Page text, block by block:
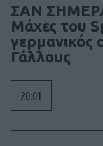
ΣΑΝ
Μάχες του
γερμανικός
Γάλλους
20:01